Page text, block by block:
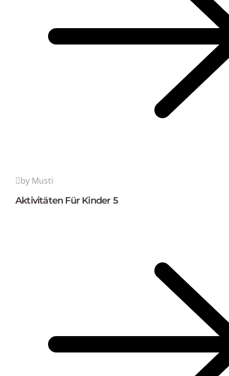
by Musti
Aktivitäten Für Kinder 5